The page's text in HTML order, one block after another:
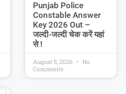
Punjab Police
Constable Answer
Key 2026 Out –
जल्दी-जल्दी चेक करें यहां
से !
August 5, 2026
No
Comments